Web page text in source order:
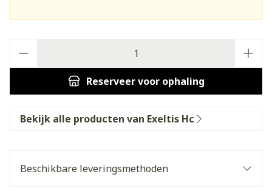
Reserveervoor ophaling
Bekijk alle producten van Exeltis Hc
Beschikbare leveringsmethoden